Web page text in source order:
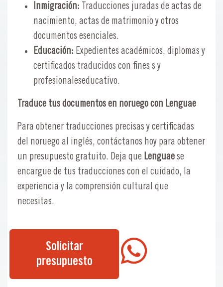
Inmigración: Traducciones juradas de actas de
nacimiento, actas de matrimonio y otros
documentos esenciales.
Educación: Expedientes académicos, diplomas y
certificados traducidos con fines s y
profesionaleseducativo.
Traduce tus documentos en noruego con Lenguae
Para obtener traducciones precisas y certificadas
del noruego al inglés, contáctanos hoy para obtener
un presupuesto gratuito. Deja que Lenguae se
encargue de tus traducciones con el cuidado, la
experiencia y la comprensión cultural que
necesitas.
Solicitar
presupuesto